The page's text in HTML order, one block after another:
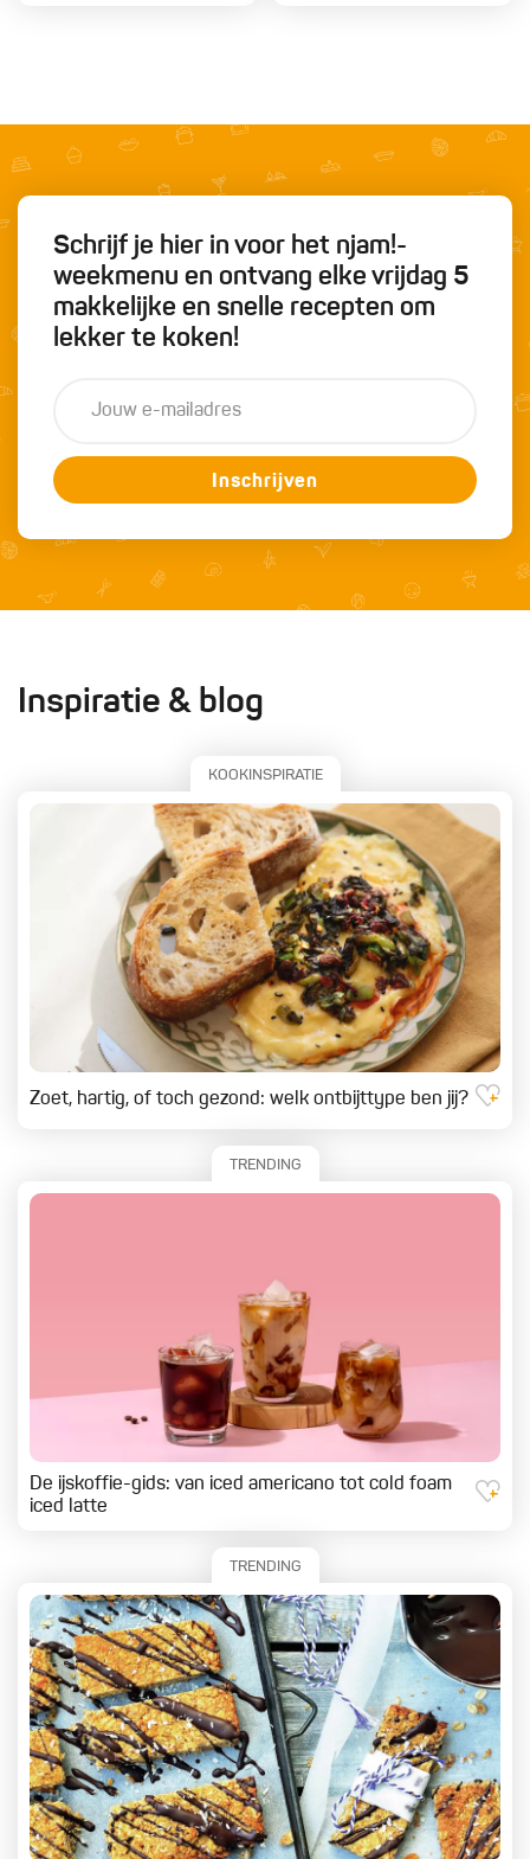
Schrijf je hier in voor het njam!-
weekmenu en ontvang elke vrijdag 5
makkelijke en snelle recepten om
lekker te koken!
Inschrijven
Inspiratie & blog
KOOKINSPIRATIE
Zoet, hartig, of toch gezond: welk ontbijttype ben jij?
TRENDING
De ijskoffie-gids: van iced americano tot cold foam
iced latte
TRENDING